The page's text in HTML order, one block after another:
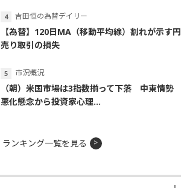
吉田恒の為替デイリー
【為替】120日MA（移動平均線）割れが示す円
売り取引の損失
市況概況
（朝）米国市場は3指数揃って下落 中東情勢
悪化懸念から投資家心理...
ランキング一覧を見る